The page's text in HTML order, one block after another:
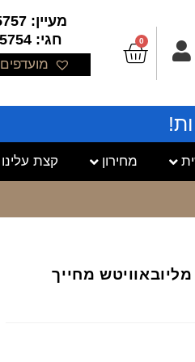
0
מעיין: 052-5255757
חגי: 052-5255754
מחירון קצת עלינו
מליובאוויטש מחייך